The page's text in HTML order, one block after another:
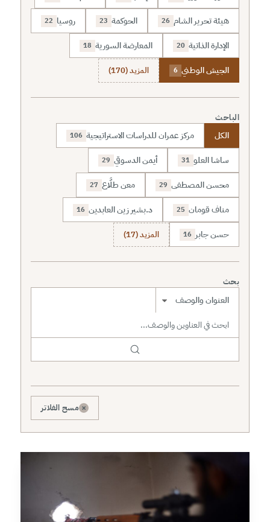
هيئة تحرير الشام 26 الحوكمة 23 روسيا 22
الإدارة الذاتية 20 المعارضة السورية 18
الجيش الوطني 6 المزيد (170)
الباحث
الكل مركز عمران للدراسات الاستراتيجية 106
ساشا العلو 31 أيمن الدسوقي 29
محسن المصطفى 29 معن طلَّاع 27
مناف قومان 25 د.بشير زين العابدين 16
حسن جابر 16 المزيد (17)
بحث
نطاق البحث
× مسح الفلاتر